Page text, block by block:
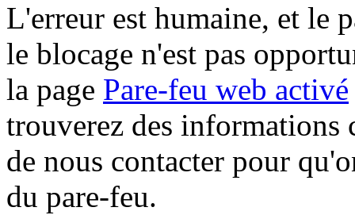
L'erreur est humaine, et le
le blocage n'est pas
la page Pare-feu web activé
trouverez des informations
de nous contacter pour
du pare-feu.